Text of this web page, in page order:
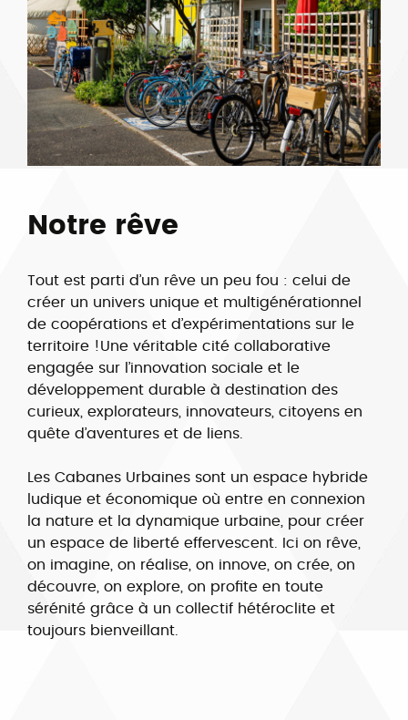
Notre rêve
Tout est parti d’un rêve un peu fou : celui de
créer un univers unique et multigénérationnel
de coopérations et d’expérimentations sur le
territoire !Une véritable cité collaborative
engagée sur l’innovation sociale et le
développement durable à destination des
curieux, explorateurs, innovateurs, citoyens en
quête d’aventures et de liens.
Les Cabanes Urbaines sont un espace hybride
ludique et économique où entre en connexion
la nature et la dynamique urbaine, pour créer
un espace de liberté effervescent. Ici on rêve,
on imagine, on réalise, on innove, on crée, on
découvre, on explore, on profite en toute
sérénité grâce à un collectif hétéroclite et
toujours bienveillant.